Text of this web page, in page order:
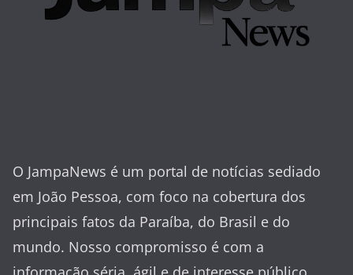
O JampaNews é um portal de notícias sediado
em João Pessoa, com foco na cobertura dos
principais fatos da Paraíba, do Brasil e do
mundo. Nosso compromisso é com a